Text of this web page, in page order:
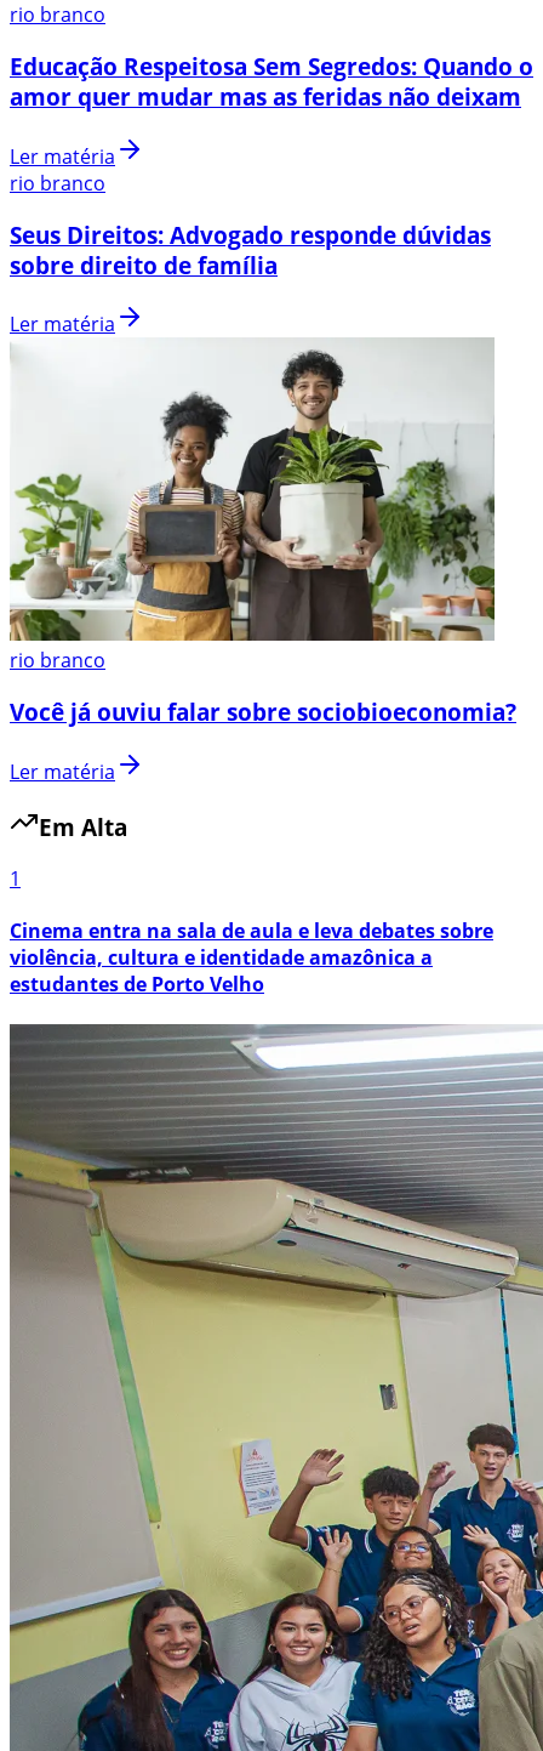
rio branco
Educação Respeitosa Sem Segredos: Quando o
amor quer mudar mas as feridas não deixam
Ler matéria
rio branco
Seus Direitos: Advogado responde dúvidas
sobre direito de família
Ler matéria
rio branco
Você já ouviu falar sobre sociobioeconomia?
Ler matéria
Em Alta
1
Cinema entra na sala de aula e leva debates sobre
violência, cultura e identidade amazônica a
estudantes de Porto Velho